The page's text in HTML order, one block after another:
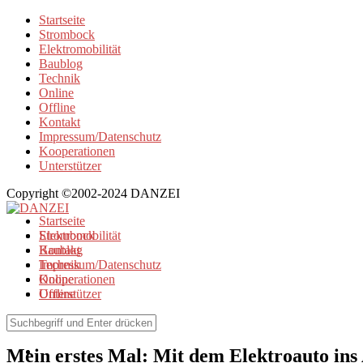
Startseite
Strombock
Elektromobilität
Baublog
Technik
Online
Offline
Kontakt
Impressum/Datenschutz
Kooperationen
Unterstützer
Copyright ©2002-2024 DANZEI
Startseite
Strombock
Kontakt
Impressum/Datenschutz
Kooperationen
Unterstützer
Elektromobilität
Baublog
Technik
Online
Offline
Elektromobilität
Mein erstes Mal: Mit dem Elektroauto ins